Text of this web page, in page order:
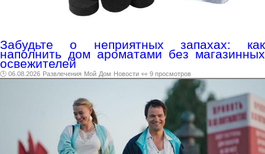
Забудьте о неприятных запахах: как
наполнить дом ароматами без магазинных
освежителей
🕑 06.08.2026 Развлечения Мой Дом Новости 👀 9 просмотров